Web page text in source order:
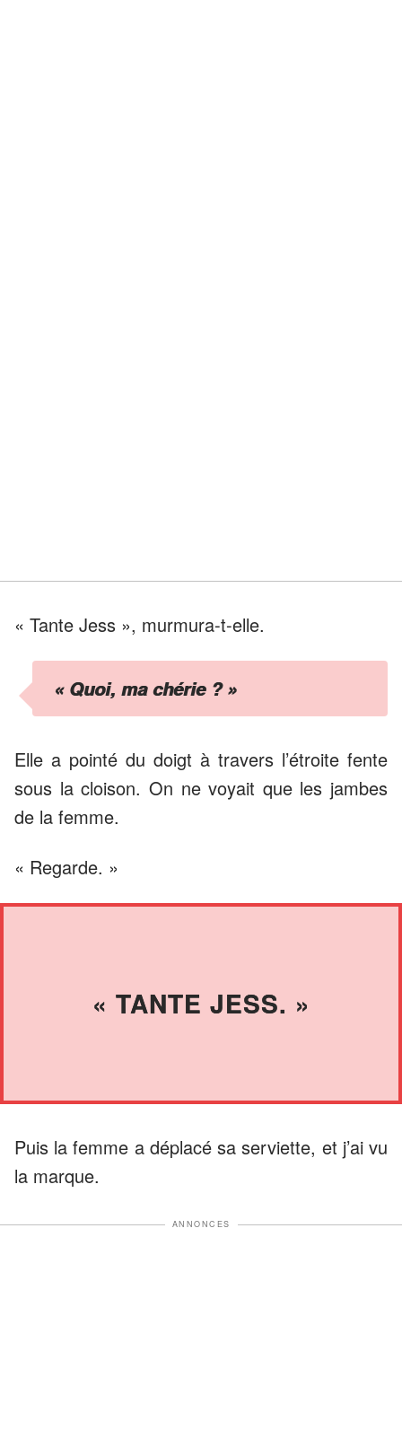
« Tante Jess », murmura-t-elle.
« Quoi, ma chérie ? »
Elle a pointé du doigt à travers l’étroite fente
sous la cloison. On ne voyait que les jambes
de la femme.
« Regarde. »
« TANTE JESS. »
Puis la femme a déplacé sa serviette, et j’ai vu
la marque.
ANNONCES